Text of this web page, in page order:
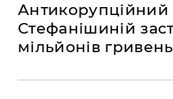
Стефанішиній
мільйонів